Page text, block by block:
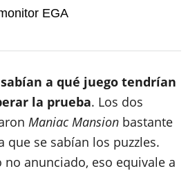
EGA
a qué juego tendrían
la prueba. Los dos
Maniac Mansion bastante
que se sabían los puzzles.
no anunciado, eso equivale a